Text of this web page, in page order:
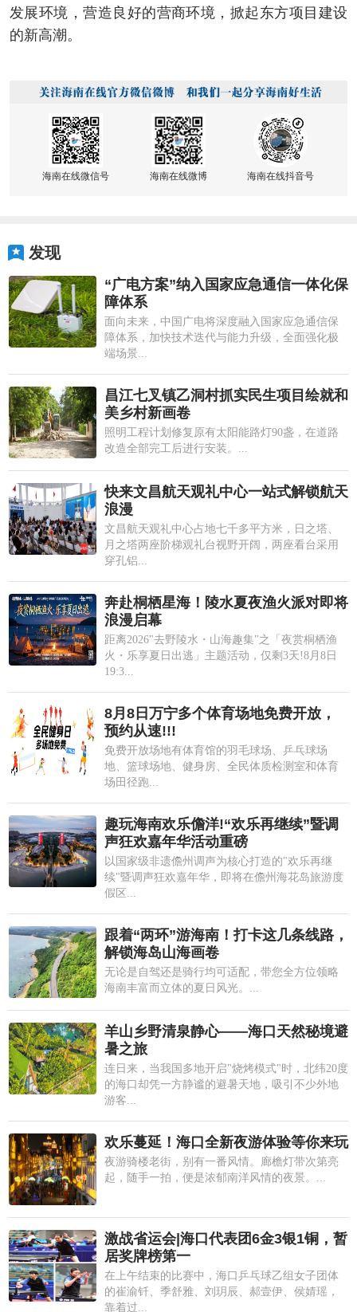
发展环境，营造良好的营商环境，掀起东方项目建设
的新高潮。
海南在线微信号 海南在线微博 海南在线抖音号
发现
“广电方案”纳入国家应急通信一体化保
障体系
面向未来，中国广电将深度融入国家应急通信保
障体系，加快技术迭代与能力升级，全面强化极
端场景...
昌江七叉镇乙洞村抓实民生项目绘就和
美乡村新画卷
照明工程计划修复原有太阳能路灯90盏，在道路
改造全部完工后进行安装。...
快来文昌航天观礼中心一站式解锁航天
浪漫
文昌航天观礼中心占地七千多平方米，日之塔、
月之塔两座阶梯观礼台视野开阔，两座看台采用
穿孔铝...
奔赴桐栖星海！陵水夏夜渔火派对即将
浪漫启幕
距离2026"去野陵水・山海趣集"之「夜赏桐栖渔
火・乐享夏日出逃」主题活动，仅剩3天!8月8日
19:3...
8月8日万宁多个体育场地免费开放，
预约从速!!!
免费开放场地有体育馆的羽毛球场、乒乓球场
地、篮球场地、健身房、全民体质检测室和体育
场田径跑...
趣玩海南欢乐儋洋!“欢乐再继续”暨调
声狂欢嘉年华活动重磅
以国家级非遗儋州调声为核心打造的"欢乐再继
续"暨调声狂欢嘉年华，即将在儋州海花岛旅游度
假区...
跟着“两环”游海南！打卡这几条线路，
解锁海岛山海画卷
无论是自驾还是骑行均可适配，带您全方位领略
海南丰富而立体的夏日风光。...
羊山乡野清泉静心——海口天然秘境避
暑之旅
连日来，当我国多地开启"烧烤模式"时，北纬20度
的海口却凭一方静谧的避暑天地，吸引不少外地
游客...
欢乐蔓延！海口全新夜游体验等你来玩
夜游骑楼老街，别有一番风情。廊檐灯带次第亮
起，随手一拍，便是浓郁南洋风情的夜景。...
激战省运会|海口代表团6金3银1铜，暂
居奖牌榜第一
在上午结束的比赛中，海口乒乓球乙组女子团体
的崔渝钎、季舒雅、刘玥辰、郝壹伊、侯婧瑶，
靠着过...